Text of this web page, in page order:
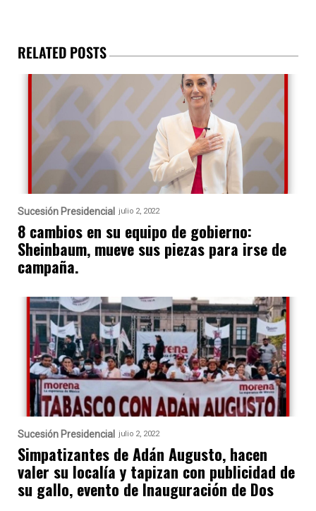
RELATED POSTS
Sucesión Presidencial julio 2, 2022
8 cambios en su equipo de gobierno:
Sheinbaum, mueve sus piezas para irse de
campaña.
Sucesión Presidencial julio 2, 2022
Simpatizantes de Adán Augusto, hacen
valer su localía y tapizan con publicidad de
su gallo, evento de Inauguración de Dos